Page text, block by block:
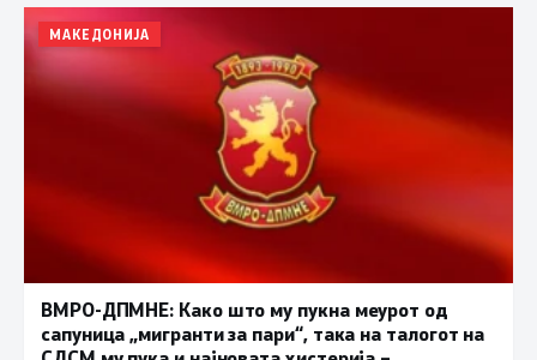
МАКЕДОНИЈА
ВМРО-ДПМНЕ: Како што му пукна меурот од
сапуница „мигранти за пари“, така на талогот на